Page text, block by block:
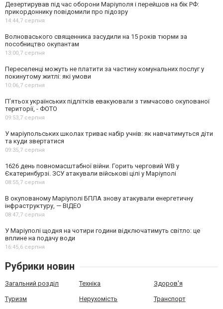
Дезертирував під час оборони Маріуполя і перейшов на бік РФ:
прикордоннику повідомили про підозру
14:44,7 серпня
Волноваського священника засудили на 15 років тюрми за
пособництво окупантам
13:00,7 серпня
Переселенці можуть не платити за частину комунальних послуг у
покинутому житлі: які умови
10:06,7 серпня
П’ятьох українських підлітків евакуювали з тимчасово окупованої
території, - ФОТО
09:53,7 серпня
У маріупольських школах триває набір учнів: як навчатимуться діти
та куди звертатися
09:35,7 серпня
1626 день повномасштабної війни. Горить черговий WB у
Єкатеринбурзі. ЗСУ атакували військові цілі у Маріуполі
08:55,7 серпня
В окупованому Маріуполі БПЛА знову атакували енергетичну
інфраструктуру, — ВІДЕО
08:47,7 серпня
У Маріуполі щодня на чотири години відключатимуть світло: це
вплине на подачу води
16:45,6 серпня
Рубрики новин
Загальний розділ Техніка Здоров'я
Туризм Нерухомість Транспорт